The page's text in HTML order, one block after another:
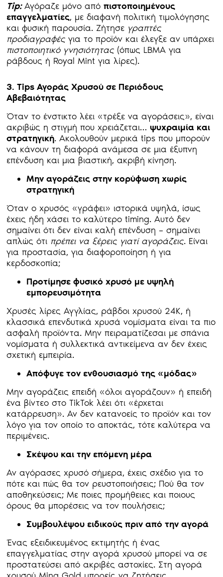
Tip: Αγόραζε μόνο απόπιστοποιημένους
επαγγελματίες, με διαφανή πολιτική τιμολόγησης
και φυσική παρουσία. Ζήτησε γραπτές
προδιαγραφές για το προϊόν και έλεγξε αν υπάρχει
πιστοποιητικό γνησιότητας (όπως LBMA για
ράβδους ή Royal Mint για λίρες).
3. Tips Αγοράς Χρυσού σε Περιόδους
Αβεβαιότητας
Όταν το ένστικτο λέει «τρέξε να αγοράσεις», είναι
ακριβώς η στιγμή που χρειάζεται…ψυχραιμία και
στρατηγική. Ακολουθούν μερικά tips που μπορούν
να κάνουν τη διαφορά ανάμεσα σε μια έξυπνη
επένδυση και μια βιαστική, ακριβή κίνηση.
Μην αγοράζεις στην κορύφωση χωρίς
στρατηγική
Όταν ο χρυσός «γράφει» ιστορικά υψηλά, ίσως
έχεις ήδη χάσει το καλύτερο timing. Αυτό δεν
σημαίνει ότι δεν είναι καλή επένδυση – σημαίνει
απλώς ότι πρέπει να ξέρεις γιατί αγοράζεις. Είναι
για προστασία, για διαφοροποίηση ή για
κερδοσκοπία;
Προτίμησε φυσικό χρυσό με υψηλή
εμπορευσιμότητα
Χρυσές λίρες Αγγλίας, ράβδοι χρυσού 24Κ, ή
κλασσικά επενδυτικά χρυσά νομίσματα είναι τα πιο
ασφαλή προϊόντα. Μην πειραματίζεσαι με σπάνια
νομίσματα ή συλλεκτικά αντικείμενα αν δεν έχεις
σχετική εμπειρία.
Απόφυγε τον ενθουσιασμό της «μόδας»
Μην αγοράζεις επειδή «όλοι αγοράζουν» ή επειδή
ένα βίντεο στο TikTok λέει ότι «έρχεται
κατάρρευση». Αν δεν κατανοείς το προϊόν και τον
λόγο για τον οποίο το αποκτάς, τότε καλύτερα να
περιμένεις.
Σκέψου και την επόμενη μέρα
Αν αγόρασες χρυσό σήμερα, έχεις σχέδιο για το
πότε και πώς θα τον ρευστοποιήσεις; Πού θα τον
αποθηκεύσεις; Με ποιες προμήθειες και ποιους
όρους θα μπορέσεις να τον πουλήσεις;
Συμβουλέψου ειδικούς πριν από την αγορά
Ένας εξειδικευμένος εκτιμητής ή ένας
επαγγελματίας στην αγορά χρυσού μπορεί να σε
προστατεύσει από ακριβές αστοχίες. Στη αγορά